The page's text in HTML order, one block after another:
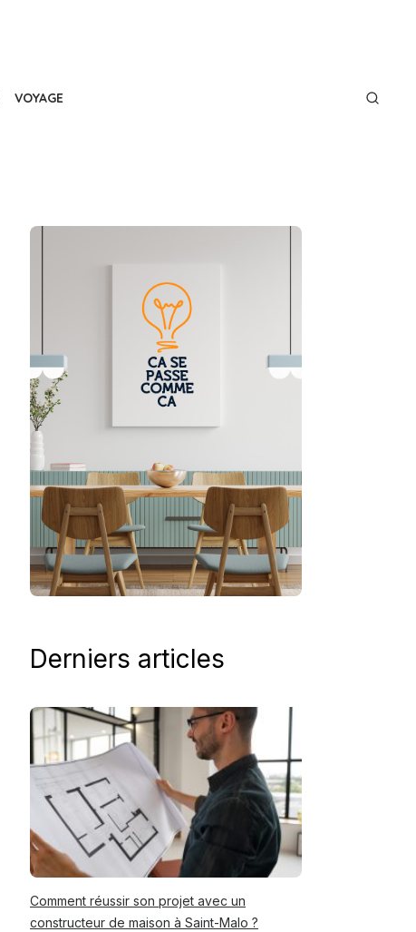
VOYAGE
Derniers articles
Comment réussir son projet avec un
constructeur de maison à Saint-Malo ?